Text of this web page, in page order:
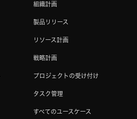
組織計画
製品リリース
リソース計画
戦略計画
プロジェクトの受け付け
タスク管理
すべてのユースケース